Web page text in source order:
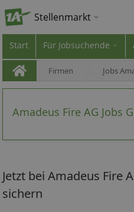
Stellenmarkt
Start Für Jobsuchende
Firmen Jobs
Amadeus Fire AG Jobs
Jetzt bei Amadeus Fire
sichern